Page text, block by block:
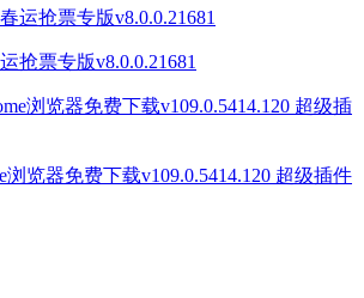
抢票专版v8.0.0.21681
浏览器免费下载v109.0.5414.120 超级插件